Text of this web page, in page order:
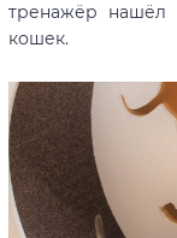
тренажёр нашёл
кошек.